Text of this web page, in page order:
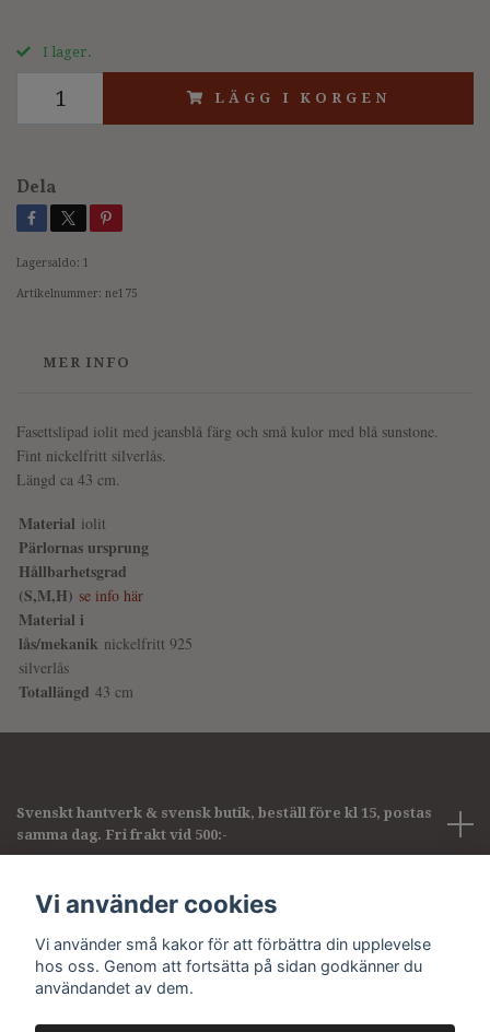
I lager.
LÄGG I KORGEN
Dela
Lagersaldo: 1
Artikelnummer: ne175
MER INFO
Fasettslipad iolit med jeansblå färg och små kulor med blå sunstone.
Fint nickelfritt silverlås.
Längd ca 43 cm.
Material iolit
Pärlornas ursprung
Hållbarhetsgrad
(S,M,H) se info här
Material i
lås/mekanik nickelfritt 925
silverlås
Totallängd 43 cm
Svenskt hantverk & svensk butik, beställ före kl 15, postas
samma dag. Fri frakt vid 500:-
Företagsinformation
Sociala medier
Vi använder cookies
Vi använder små kakor för att förbättra din upplevelse
hos oss. Genom att fortsätta på sidan godkänner du
användandet av dem.